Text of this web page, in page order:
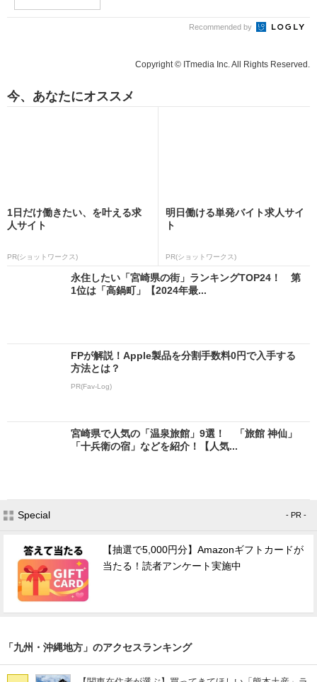
Recommended by
Copyright © ITmedia Inc. All Rights Reserved.
今、あなたにオススメ
1日だけ働きたい、を叶える求
人サイト
PR(ショットワークス)
明日働ける単発バイト求人サイ
ト
PR(ショットワークス)
永住したい「宮崎県の街」ランキングTOP24！ 第
1位は「高鍋町」【2024年最...
FPが解説！Apple製品を分割手数料0円で入手する
方法とは？
PR(Fav-Log)
宮崎県で人気の「温泉旅館」9選！ 「旅館 神仙」
「十兵衛の宿」などを紹介！【人気...
Special - PR -
【抽選で5,000円分】Amazonギフトカードが
当たる！読者アンケート実施中
「九州・沖縄地方」のアクセスランキング